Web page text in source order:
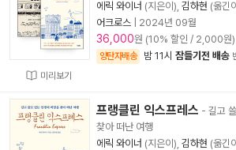
미리보기
에릭 와이너 (지은이), 김하현 (옮긴
어크로스
2024년 09월
36,000원 (10% 할인 / 2,000원)
양탄자배송 밤 11시 잠들기전 배송
프랭클린 익스프레스 - 길고
찾아 떠난 여행
에릭 와이너 (지은이), 김하현 (옮긴